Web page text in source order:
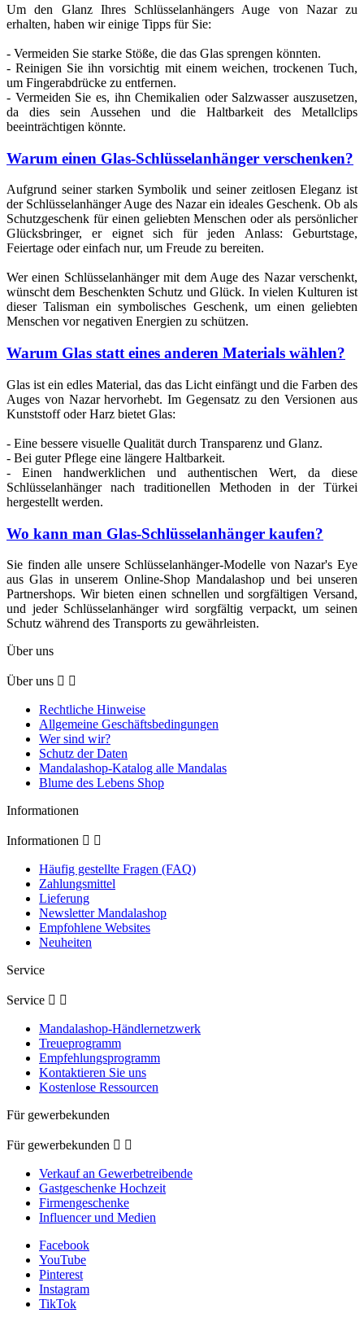
Um den Glanz Ihres Schlüsselanhängers Auge von Nazar zu
erhalten, haben wir einige Tipps für Sie:
- Vermeiden Sie starke Stöße, die das Glas sprengen könnten.
- Reinigen Sie ihn vorsichtig mit einem weichen, trockenen Tuch,
um Fingerabdrücke zu entfernen.
- Vermeiden Sie es, ihn Chemikalien oder Salzwasser auszusetzen,
da dies sein Aussehen und die Haltbarkeit des Metallclips
beeinträchtigen könnte.
Warum einen Glas-Schlüsselanhänger verschenken?
Aufgrund seiner starken Symbolik und seiner zeitlosen Eleganz ist
der Schlüsselanhänger Auge des Nazar ein ideales Geschenk. Ob als
Schutzgeschenk für einen geliebten Menschen oder als persönlicher
Glücksbringer, er eignet sich für jeden Anlass: Geburtstage,
Feiertage oder einfach nur, um Freude zu bereiten.
Wer einen Schlüsselanhänger mit dem Auge des Nazar verschenkt,
wünscht dem Beschenkten Schutz und Glück. In vielen Kulturen ist
dieser Talisman ein symbolisches Geschenk, um einen geliebten
Menschen vor negativen Energien zu schützen.
Warum Glas statt eines anderen Materials wählen?
Glas ist ein edles Material, das das Licht einfängt und die Farben des
Auges von Nazar hervorhebt. Im Gegensatz zu den Versionen aus
Kunststoff oder Harz bietet Glas:
- Eine bessere visuelle Qualität durch Transparenz und Glanz.
- Bei guter Pflege eine längere Haltbarkeit.
- Einen handwerklichen und authentischen Wert, da diese
Schlüsselanhänger nach traditionellen Methoden in der Türkei
hergestellt werden.
Wo kann man Glas-Schlüsselanhänger kaufen?
Sie finden alle unsere Schlüsselanhänger-Modelle von Nazar's Eye
aus Glas in unserem Online-Shop Mandalashop und bei unseren
Partnershops. Wir bieten einen schnellen und sorgfältigen Versand,
und jeder Schlüsselanhänger wird sorgfältig verpackt, um seinen
Schutz während des Transports zu gewährleisten.
Über uns
Über uns  
Rechtliche Hinweise
Allgemeine Geschäftsbedingungen
Wer sind wir?
Schutz der Daten
Mandalashop-Katalog alle Mandalas
Blume des Lebens Shop
Informationen
Informationen  
Häufig gestellte Fragen (FAQ)
Zahlungsmittel
Lieferung
Newsletter Mandalashop
Empfohlene Websites
Neuheiten
Service
Service  
Mandalashop-Händlernetzwerk
Treueprogramm
Empfehlungsprogramm
Kontaktieren Sie uns
Kostenlose Ressourcen
Für gewerbekunden
Für gewerbekunden  
Verkauf an Gewerbetreibende
Gastgeschenke Hochzeit
Firmengeschenke
Influencer und Medien
Facebook
YouTube
Pinterest
Instagram
TikTok